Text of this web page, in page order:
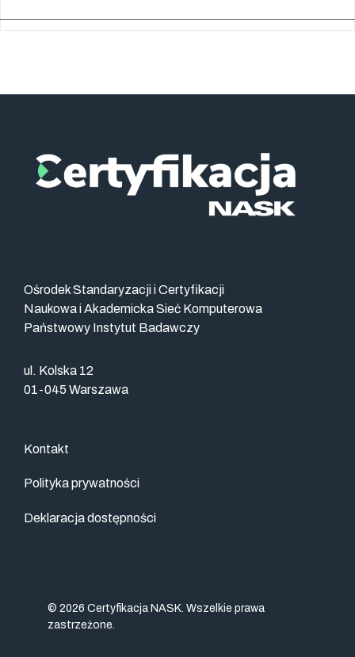
Ośrodek Standaryzacji i Certyfikacji
Naukowa i Akademicka Sieć Komputerowa
Państwowy Instytut Badawczy
ul. Kolska 12
01-045 Warszawa
Kontakt
Polityka prywatności
Deklaracja dostępności
© 2026 Certyfikacja NASK. Wszelkie prawa
zastrzeżone.